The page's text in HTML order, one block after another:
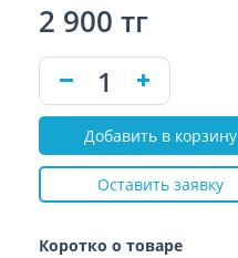
Коротко о товаре
2 900 тг
Добавить в корзину
Оставить заявку